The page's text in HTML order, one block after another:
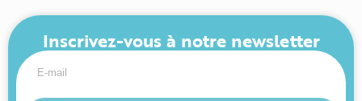
Inscrivez-vous à notre newsletter